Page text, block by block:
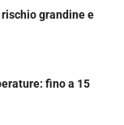
grandine e
fino a 15